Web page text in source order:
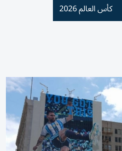
كأس العالم 2026